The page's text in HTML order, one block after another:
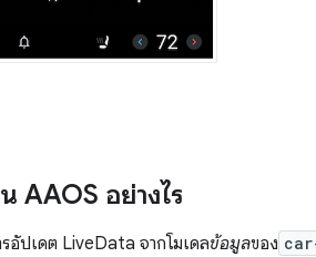
AAOS อย่างไร
ปเดต LiveData จากโมเดลข้อมูลของ